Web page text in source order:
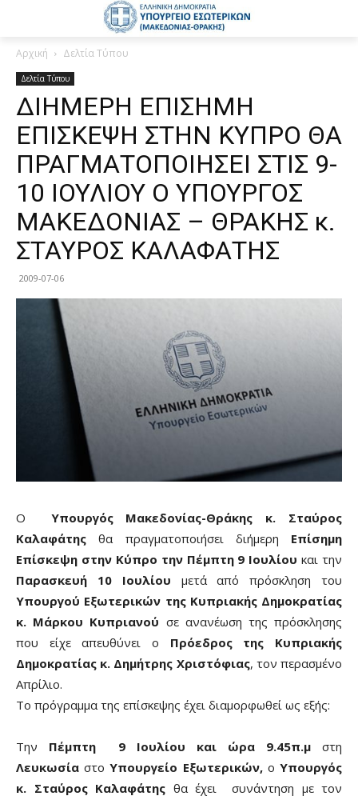
Αρχική Δελτία Τύπου
Δελτία Τύπου
ΔΙΗΜΕΡΗ ΕΠΙΣΗΜΗ
ΕΠΙΣΚΕΨΗ ΣΤΗΝ ΚΥΠΡΟ ΘΑ
ΠΡΑΓΜΑΤΟΠΟΙΗΣΕΙ ΣΤΙΣ 9-
10 ΙΟΥΛΙΟΥ Ο YΠΟΥΡΓΟΣ
ΜΑΚΕΔΟΝΙΑΣ – ΘΡΑΚΗΣ κ.
ΣΤΑΥΡΟΣ ΚΑΛΑΦΑΤΗΣ
2009-07-06
Ο
Υπουργός Μακεδονίας-Θράκης κ. Σταύρος
Καλαφάτηςθα πραγματοποιήσει διήμερη Επίσημη
Επίσκεψη στην Κύπρο την Πέμπτη 9 Ιουλίουκαι την
Παρασκευή 10 Ιουλίου μετά από πρόσκληση του
Υπουργού Εξωτερικών της Κυπριακής Δημοκρατίας
κ. Μάρκου Κυπριανού σε ανανέωση της πρόσκλησης
που είχε απευθύνει ο Πρόεδρος της Κυπριακής
Δημοκρατίας κ. Δημήτρης Χριστόφιας, τον περασμένο
Απρίλιο.
Το πρόγραμμα της επίσκεψης έχει διαμορφωθεί ως εξής:
Την Πέμπτη 9 Ιουλίου και ώρα 9.45π.μ στη
Λευκωσία στοΥπουργείο Εξωτερικών, ο Υπουργός
κ. Σταύρος Καλαφάτης θα έχει συνάντηση με τον